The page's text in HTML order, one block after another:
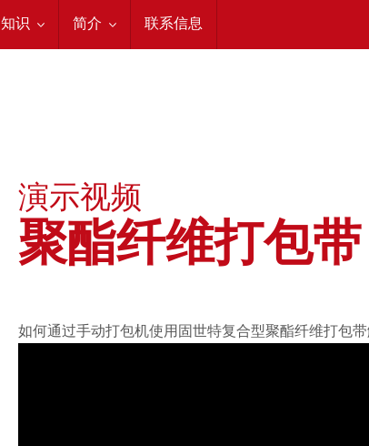
知识
固世特培训简介
关于我们 联系信息
演示视频
聚酯纤维打包带
如何通过手动打包机使用固世特复合型聚酯纤维打包